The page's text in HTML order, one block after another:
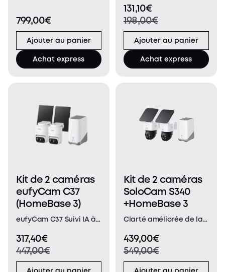
appareil
révolutionnaire, qui
remplace et surpasse
les caméras Bullet et
PTZ individuelles.
799,00€
Ajouter au panier
Achat express
verticale : Bénéficiez
d’une couverture
complète à 360° de
votre propriété et
éliminez les angles
morts avec une seule
131,10€
198,00€
Ajouter au panier
Achat express
Kit de 2 caméras
eufyCam C37
(HomeBase 3)
eufyCam C37 Suivi IA à
horizontale et verticale
: Bénéficiez d’une
couverture complète à
317,40€
447,00€
Kit de 2 caméras
SoloCam S340
+HomeBase 3
Clarté améliorée de la
pieds : Capturez
chaque événement qui
se produit autour de
439,00€
549,00€